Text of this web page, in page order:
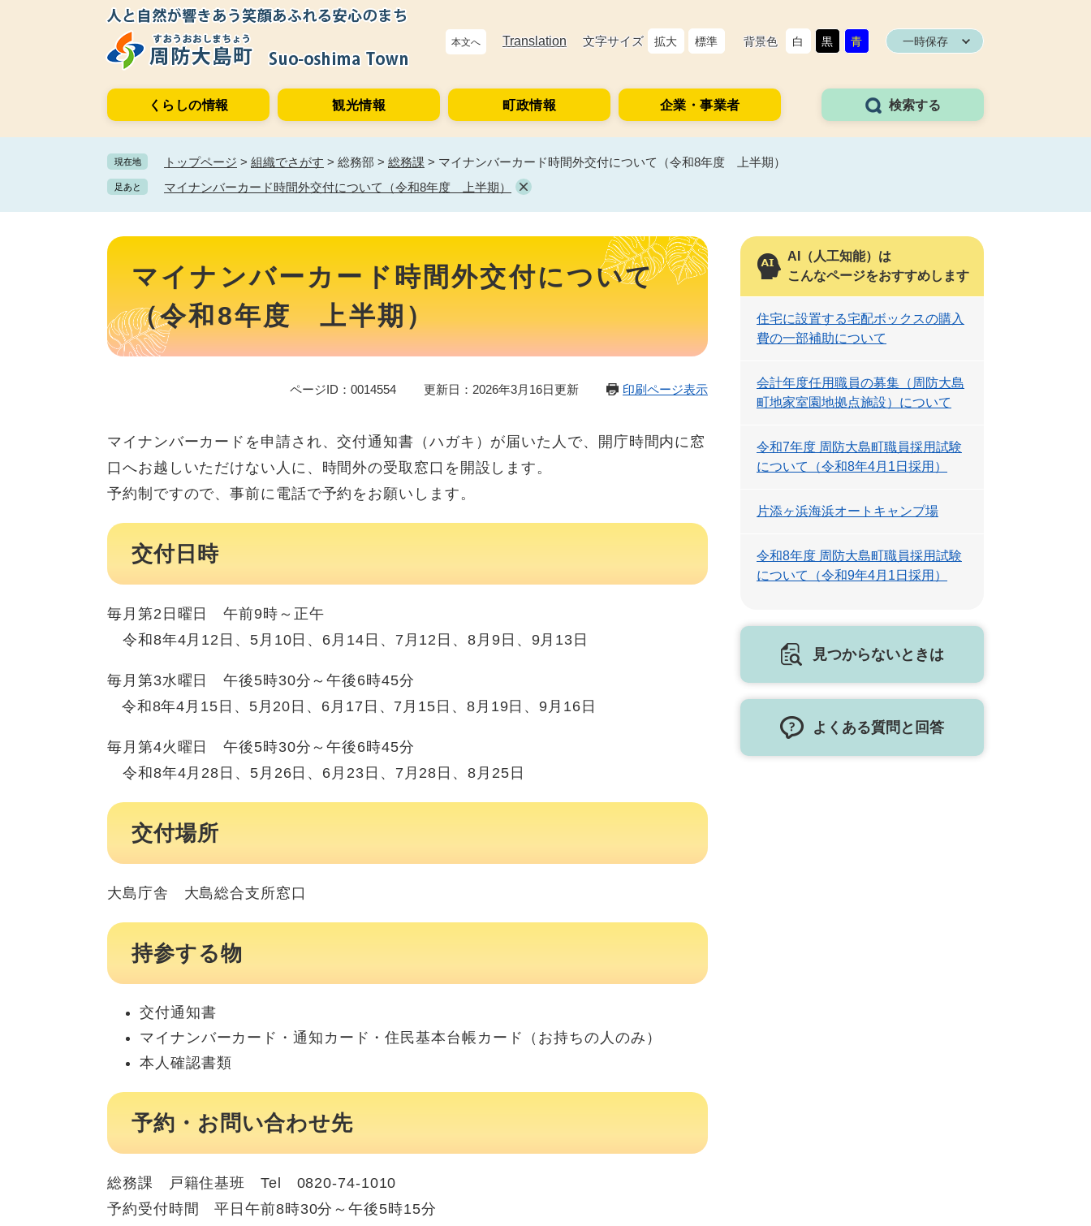
本文へ Translation 文字サイズ 拡大 標準 背景色 白 黒 青 一時保存
くらしの情報 観光情報 町政情報 企業・事業者 検索する
現在地 トップページ > 組織でさがす > 総務部 > 総務課 > マイナンバーカード時間外交付について（令和8年度 上半期）
足あと マイナンバーカード時間外交付について（令和8年度 上半期）
本
マイナンバーカード時間外交付について
（令和8年度 上半期）
ページID：0014554 更新日：2026年3月16日更新 印刷ページ表示
マイナンバーカードを申請され、交付通知書（ハガキ）が届いた人で、開庁時間内に窓
口へお越しいただけない人に、時間外の受取窓口を開設します。
予約制ですので、事前に電話で予約をお願いします。
交付日時
毎月第2日曜日 午前9時～正午
令和8年4月12日、5月10日、6月14日、7月12日、8月9日、9月13日
毎月第3水曜日 午後5時30分～午後6時45分
令和8年4月15日、5月20日、6月17日、7月15日、8月19日、9月16日
毎月第4火曜日 午後5時30分～午後6時45分
令和8年4月28日、5月26日、6月23日、7月28日、8月25日
交付場所
大島庁舎 大島総合支所窓口
持参する物
交付通知書
マイナンバーカード・通知カード・住民基本台帳カード（お持ちの人のみ）
本人確認書類
予約・お問い合わせ先
総務課 戸籍住基班 Tel 0820-74-1010
予約受付時間 平日午前8時30分～午後5時15分
AI（人工知能）は
こんなページをおすすめします
住宅に設置する宅配ボックスの購入
費の一部補助について
会計年度任用職員の募集（周防大島
町地家室園地拠点施設）について
令和7年度 周防大島町職員採用試験
について（令和8年4月1日採用）
片添ヶ浜海浜オートキャンプ場
令和8年度 周防大島町職員採用試験
について（令和9年4月1日採用）
見つからないときは
よくある質問と回答